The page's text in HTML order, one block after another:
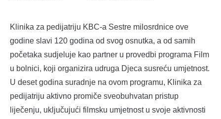
Klinika za pedijatriju KBC-a Sestre milosrdnice ove
godine slavi 120 godina od svog osnutka, a od samih
početaka sudjeluje kao partner u provedbi programa Film
u bolnici, koji organizira udruga Djeca susreću umjetnost.
U deset godina suradnje na ovom programu, Klinika za
pedijatriju aktivno promiče sveobuhvatan pristup
liječenju, uključujući filmsku umjetnost u svoje aktivnosti